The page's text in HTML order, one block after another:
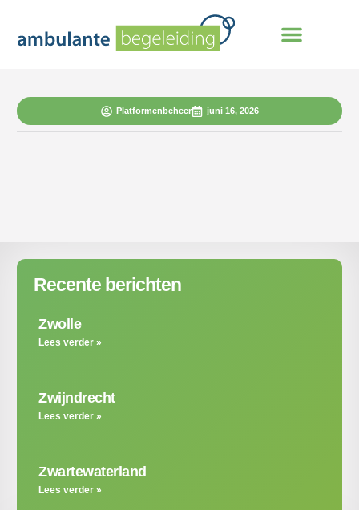
Platformenbeheer juni 16, 2026
Recente berichten
Zwolle
Lees verder »
Zwijndrecht
Lees verder »
Zwartewaterland
Lees verder »